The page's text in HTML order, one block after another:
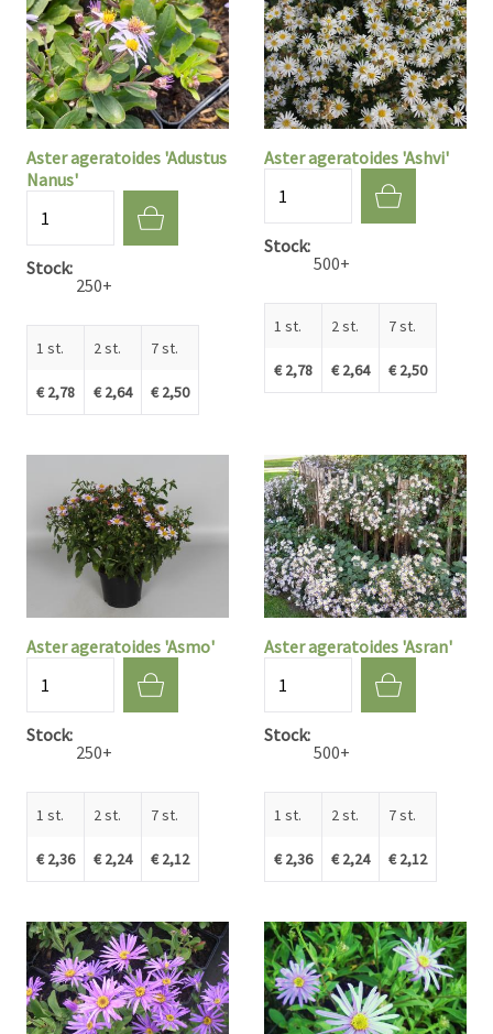
Aster ageratoides 'Adustus
Nanus'
Stock
250+
1 st.
€ 2,78
2 st.
€ 2,64
7 st.
€ 2,50
Aster ageratoides 'Ashvi'
Stock
500+
1 st.
€ 2,78
2 st.
€ 2,64
7 st.
€ 2,50
Aster ageratoides 'Asmo'
Stock
250+
1 st.
€ 2,36
2 st.
€ 2,24
7 st.
€ 2,12
Aster ageratoides 'Asran'
Stock
500+
1 st.
€ 2,36
2 st.
€ 2,24
7 st.
€ 2,12